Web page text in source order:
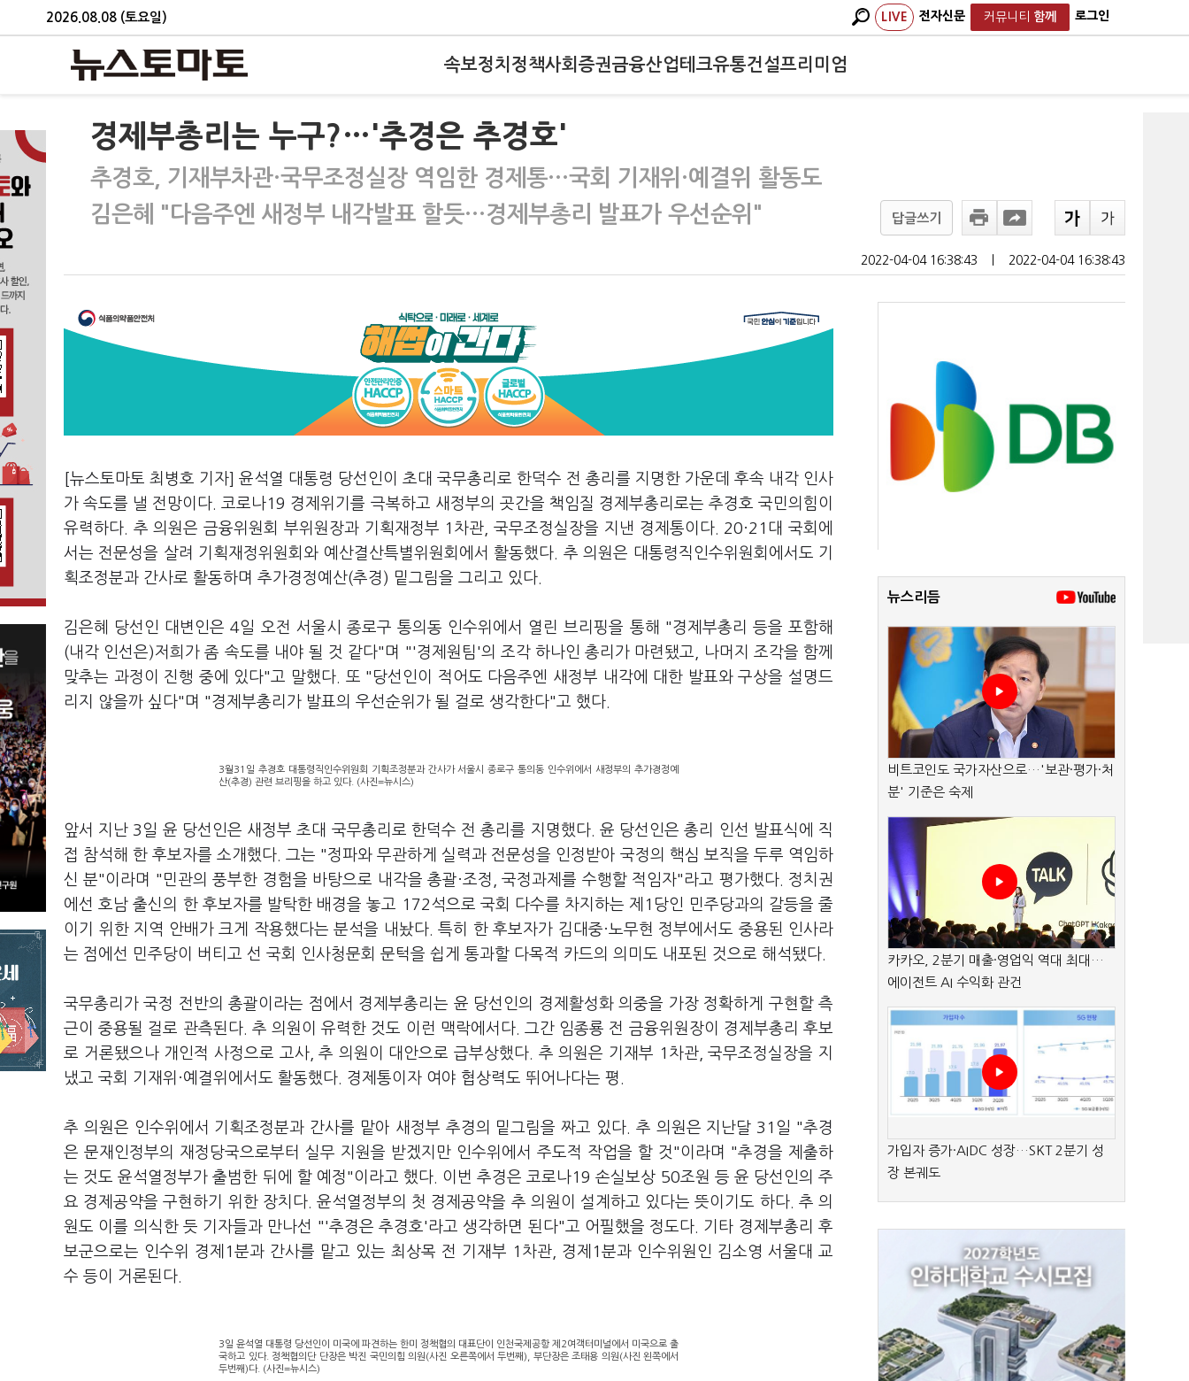
2026.08.08 (토요일) LIVE 전자신문 커뮤니티 함께 로그인
속보정치 정책사회 증권금융산업테크유통건설프리미엄
경제부총리는 누구?…'추경은 추경호'
추경호, 기재부차관·국무조정실장 역임한 경제통…국회 기재위·예결위 활동도
김은혜 "다음주엔 새정부 내각발표 할듯…경제부총리 발표가 우선순위"
답글쓰기
2022-04-04 16:38:43 2022-04-04 16:38:43
[뉴스토마토 최병호 기자] 윤석열 대통령 당선인이 초대 국무총리로 한덕수 전 총리를 지명한 가운데 후속 내각 인사
가 속도를 낼 전망이다. 코로나19 경제위기를 극복하고 새정부의 곳간을 책임질 경제부총리로는 추경호 국민의힘이
유력하다. 추 의원은 금융위원회 부위원장과 기획재정부 1차관, 국무조정실장을 지낸 경제통이다. 20·21대 국회에
서는 전문성을 살려 기획재정위원회와 예산결산특별위원회에서 활동했다. 추 의원은 대통령직인수위원회에서도 기
획조정분과 간사로 활동하며 추가경정예산(추경) 밑그림을 그리고 있다.
김은혜 당선인 대변인은 4일 오전 서울시 종로구 통의동 인수위에서 열린 브리핑을 통해 "경제부총리 등을 포함해
(내각 인선은)저희가 좀 속도를 내야 될 것 같다"며 "'경제원팀'의 조각 하나인 총리가 마련됐고, 나머지 조각을 함께
맞추는 과정이 진행 중에 있다"고 말했다. 또 "당선인이 적어도 다음주엔 새정부 내각에 대한 발표와 구상을 설명드
리지 않을까 싶다"며 "경제부총리가 발표의 우선순위가 될 걸로 생각한다"고 했다.
3월31일 추경호 대통령직인수위원회 기획조정분과 간사가 서울시 종로구 통의동 인수위에서 새정부의 추가경정예
산(추경) 관련 브리핑을 하고 있다. (사진=뉴시스)
앞서 지난 3일 윤 당선인은 새정부 초대 국무총리로 한덕수 전 총리를 지명했다. 윤 당선인은 총리 인선 발표식에 직
접 참석해 한 후보자를 소개했다. 그는 "정파와 무관하게 실력과 전문성을 인정받아 국정의 핵심 보직을 두루 역임하
신 분"이라며 "민관의 풍부한 경험을 바탕으로 내각을 총괄·조정, 국정과제를 수행할 적임자"라고 평가했다. 정치권
에선 호남 출신의 한 후보자를 발탁한 배경을 놓고 172석으로 국회 다수를 차지하는 제1당인 민주당과의 갈등을 줄
이기 위한 지역 안배가 크게 작용했다는 분석을 내놨다. 특히 한 후보자가 김대중·노무현 정부에서도 중용된 인사라
는 점에선 민주당이 버티고 선 국회 인사청문회 문턱을 쉽게 통과할 다목적 카드의 의미도 내포된 것으로 해석됐다.
국무총리가 국정 전반의 총괄이라는 점에서 경제부총리는 윤 당선인의 경제활성화 의중을 가장 정확하게 구현할 측
근이 중용될 걸로 관측된다. 추 의원이 유력한 것도 이런 맥락에서다. 그간 임종룡 전 금융위원장이 경제부총리 후보
로 거론됐으나 개인적 사정으로 고사, 추 의원이 대안으로 급부상했다. 추 의원은 기재부 1차관, 국무조정실장을 지
냈고 국회 기재위·예결위에서도 활동했다. 경제통이자 여야 협상력도 뛰어나다는 평.
추 의원은 인수위에서 기획조정분과 간사를 맡아 새정부 추경의 밑그림을 짜고 있다. 추 의원은 지난달 31일 "추경
은 문재인정부의 재정당국으로부터 실무 지원을 받겠지만 인수위에서 주도적 작업을 할 것"이라며 "추경을 제출하
는 것도 윤석열정부가 출범한 뒤에 할 예정"이라고 했다. 이번 추경은 코로나19 손실보상 50조원 등 윤 당선인의 주
요 경제공약을 구현하기 위한 장치다. 윤석열정부의 첫 경제공약을 추 의원이 설계하고 있다는 뜻이기도 하다. 추 의
원도 이를 의식한 듯 기자들과 만나선 "'추경은 추경호'라고 생각하면 된다"고 어필했을 정도다. 기타 경제부총리 후
보군으로는 인수위 경제1분과 간사를 맡고 있는 최상목 전 기재부 1차관, 경제1분과 인수위원인 김소영 서울대 교
수 등이 거론된다.
3일 윤석열 대통령 당선인이 미국에 파견하는 한미 정책협의 대표단이 인천국제공항 제2여객터미널에서 미국으로 출
국하고 있다. 정책협의단 단장은 박진 국민의힘 의원(사진 오른쪽에서 두번째), 부단장은 조태용 의원(사진 왼쪽에서
두번째)다. (사진=뉴시스)
뉴스리듬
비트코인도 국가자산으로…'보관·평가·처
분' 기준은 숙제
카카오, 2분기 매출·영업익 역대 최대…
에이전트 AI 수익화 관건
가입자 증가·AIDC 성장…SKT 2분기 성
장 본궤도